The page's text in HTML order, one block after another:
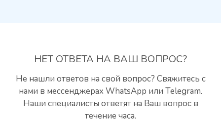
НЕТ ОТВЕТА НА ВАШ ВОПРОС?
Не нашли ответов на свой вопрос? Свяжитесь с
нами в мессенджерах WhatsApp или Telegram.
Наши специалисты ответят на Ваш вопрос в
течение часа.